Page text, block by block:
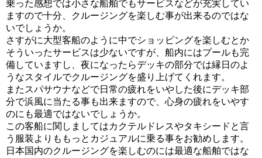
乗った感想では小さな船舶でもサービスなどが充実してい
ますので十分、クルージングを楽しむ事が出来るのではな
いでしょうか。
さすがに大型客船のように中でショッピングを楽しむとか
そういったサービスは少ないですが、船内にはプールも完
備していますし、夜になったらデッキの部分では縁日のよ
うなスタイルでクルージングを盛り上げてくれます。
またスパサウナなどで日常の疲れをいやした後にデッキ部
分で浜風に当たる事も出来ますので、心身の疲れをいやす
のにも最適ではないでしょうか。
この客船に関しましてはカクテルドレスやタキシードと言
う服装よりももっとカジュアルに乗る事をお勧めします。
日本国内のクルージングを楽しむのには最適な船舶ではな